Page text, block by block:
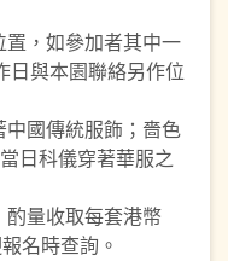
，如參加者其中一
日與本園聯絡另作位
國傳統服飾；嗇色
日科儀穿著華服之
量收取每套港幣
名時查詢。